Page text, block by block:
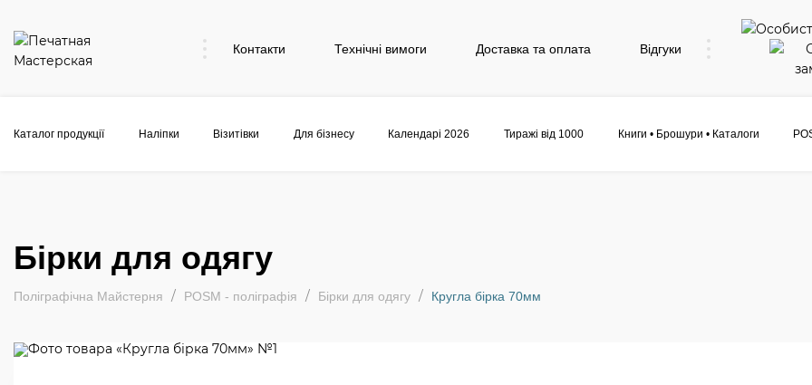
Контакти Технічні вимоги Доставка та оплата Відгуки
Каталог продукції Наліпки Візитівки Для бізнесу Календарі 2026 Тиражі від 1000 Книги • Брошури • Каталоги
Бірки для одягу
Поліграфічна Майстерня POSM - поліграфія Бірки для одягу Кругла бірка 70мм